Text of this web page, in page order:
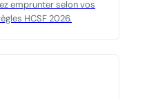
emprunter selon vos
HCSF 2026.